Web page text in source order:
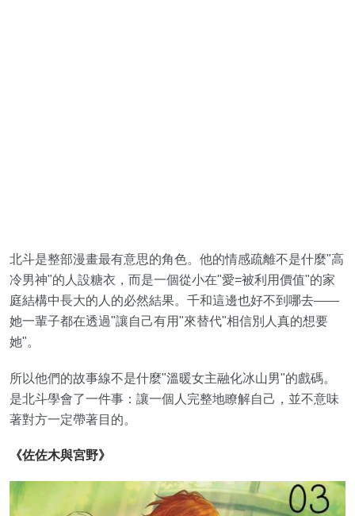
北斗是整部漫畫最有意思的角色。他的情感疏離不是什麼"高
冷男神"的人設糖衣，而是一個從小在"愛=被利用價值"的家
庭結構中長大的人的必然結果。千和這邊也好不到哪去——
她一輩子都在透過"讓自己有用"來替代"相信別人真的想要
她"。
所以他們的故事線不是什麼"溫暖女主融化冰山男"的戲碼。
是北斗學會了一件事：讓一個人完整地瞭解自己，並不意味
著對方一定帶著目的。
《佐佐木與宮野》